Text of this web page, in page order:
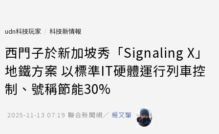
udn科技玩家 科技新情報
西門子於新加坡秀「Signaling X」
地鐵方案 以標準IT硬體運行列車控
制、號稱節能30%
2025-11-13 07:19 聯合新聞網／ 楊又肇